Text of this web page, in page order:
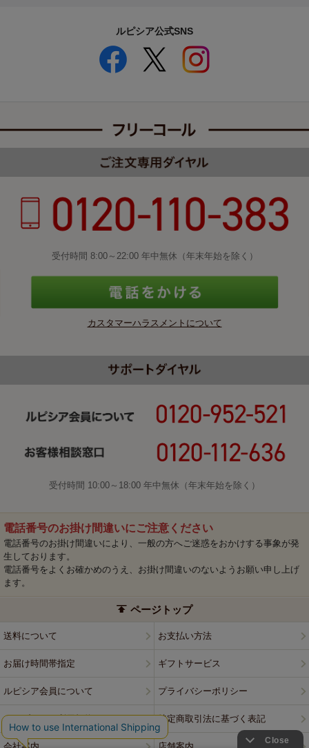
ルピシア公式SNS
受付時間 8:00～22:00 年中無休（年末年始を除く）
カスタマーハラスメントについて
受付時間 10:00～18:00 年中無休（年末年始を除く）
電話番号のお掛け間違いにご注意ください
電話番号のお掛け間違いにより、一般の方へご迷惑をおかけする事象が発
生しております。
電話番号をよくお確かめのうえ、お掛け間違いのないようお願い申し上げ
ます。
ページトップ
送料について お支払い方法
お届け時間帯指定 ギフトサービス
ルピシア会員について プライバシーポリシー
ウェブサイト利用規約 特定商取引法に基づく表記